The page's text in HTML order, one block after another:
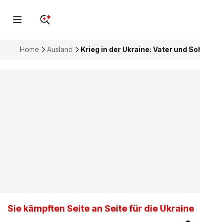
Home Ausland Krieg in der Ukraine: Vater und
Sie kämpften Seite an Seite für die Ukraine